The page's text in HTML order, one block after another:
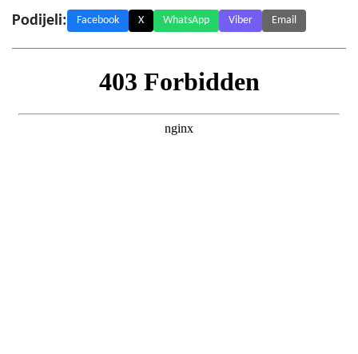
Podijeli: Facebook X WhatsApp Viber Email